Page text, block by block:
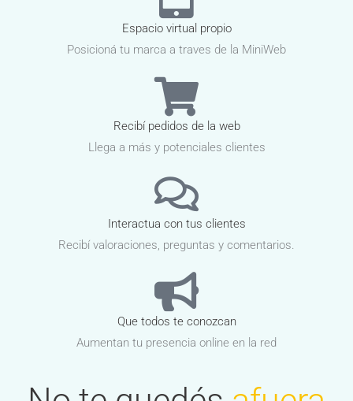
Espacio virtual propio
Posicioná tu marca a traves de la MiniWeb
Recibí pedidos de la web
Llega a más y potenciales clientes
Interactua con tus clientes
Recibí valoraciones, preguntas y comentarios.
Que todos te conozcan
Aumentan tu presencia online en la red